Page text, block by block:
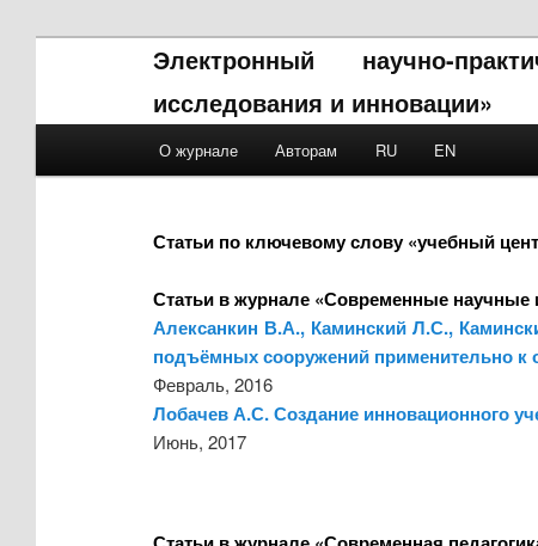
Электронный научно-
исследования и инновации»
Skip to primary content
Skip to secondary content
О журнале Авторам RU EN
Статьи по ключевому слову «учебный
Статьи в журнале «Современные научные
Алексанкин В.А., Каминский Л.С.,
подъёмных сооружений применительно к
Февраль, 2016
Лобачев А.С. Создание инновационного
Июнь, 2017